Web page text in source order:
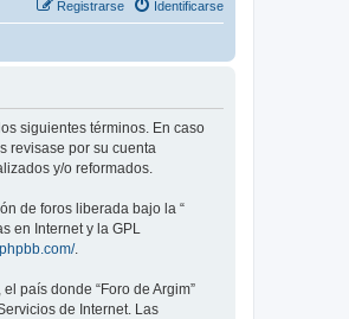
Identificarse
Registrarse
siguientes términos. En caso
revisase por su cuenta
y/o reformados.
de foros liberada bajo la “
en Internet y la GPL
.
país donde “Foro de Argim”
de Internet. Las